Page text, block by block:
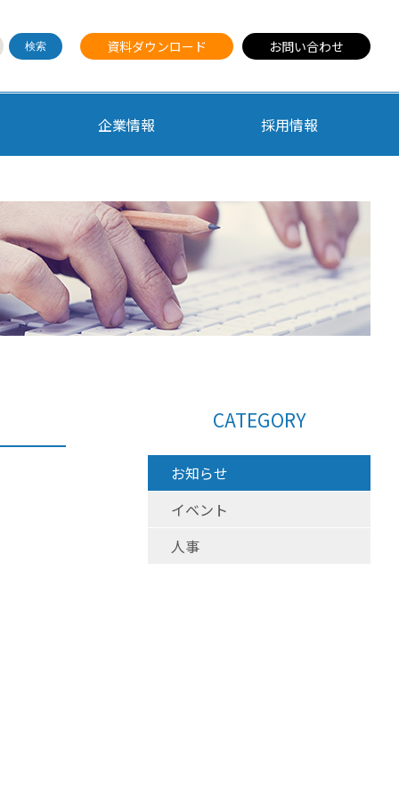
資料ダウンロード お問い合わせ
企業情報 採用情報
CATEGORY
お知らせ
イベント
人事